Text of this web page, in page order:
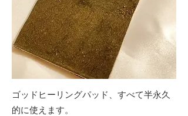
ゴッドヒーリングパッド、すべて半永久
的に使えます。